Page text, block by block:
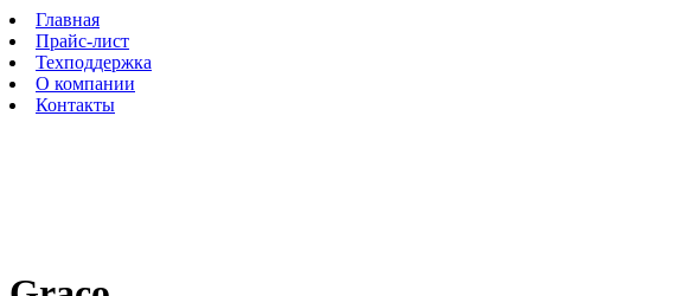
Перейти к основному содержанию
Главная
Прайс-лист
Техподдержка
О компании
Контакты